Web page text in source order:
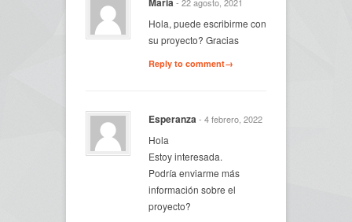
Hola, puede escribirme con
su proyecto? Gracias
Reply to comment→
Esperanza- 4 febrero, 2022
Hola
Estoy interesada.
Podría enviarme más
información sobre el
proyecto?